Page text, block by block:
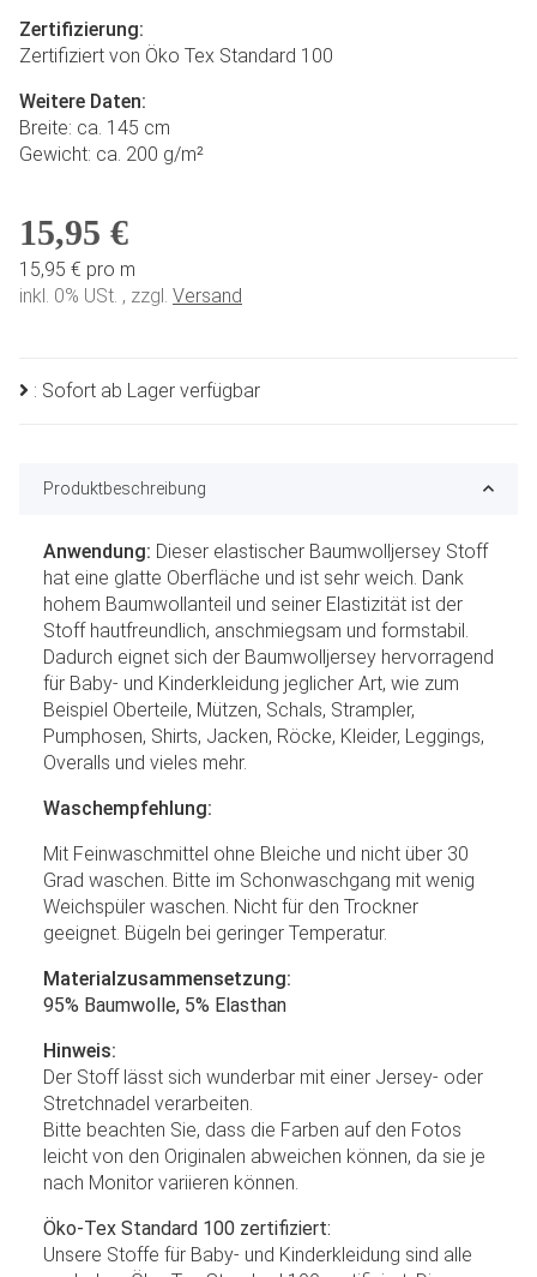
Zertifizierung:
Zertifiziert von Öko Tex Standard 100
Weitere Daten:
Breite: ca. 145 cm
Gewicht: ca. 200 g/m²
15,95 €
15,95 € pro m
inkl. 0% USt. , zzgl. Versand
: Sofort ab Lager verfügbar
Produktbeschreibung
Anwendung: Dieser elastischer Baumwolljersey Stoff
hat eine glatte Oberfläche und ist sehr weich. Dank
hohem Baumwollanteil und seiner Elastizität ist der
Stoff hautfreundlich, anschmiegsam und formstabil.
Dadurch eignet sich der Baumwolljersey hervorragend
für Baby- und Kinderkleidung jeglicher Art, wie zum
Beispiel Oberteile, Mützen, Schals, Strampler,
Pumphosen, Shirts, Jacken, Röcke, Kleider, Leggings,
Overalls und vieles mehr.
Waschempfehlung:
Mit Feinwaschmittel ohne Bleiche und nicht über 30
Grad waschen. Bitte im Schonwaschgang mit wenig
Weichspüler waschen. Nicht für den Trockner
geeignet. Bügeln bei geringer Temperatur.
Materialzusammensetzung:
95% Baumwolle, 5% Elasthan
Hinweis:
Der Stoff lässt sich wunderbar mit einer Jersey- oder
Stretchnadel verarbeiten.
Bitte beachten Sie, dass die Farben auf den Fotos
leicht von den Originalen abweichen können, da sie je
nach Monitor variieren können.
Öko-Tex Standard 100 zertifiziert:
Unsere Stoffe für Baby- und Kinderkleidung sind alle